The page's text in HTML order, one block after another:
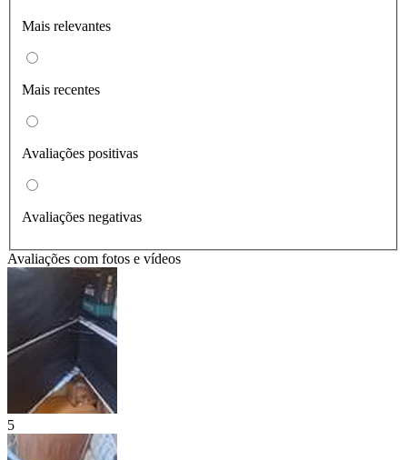
Mais relevantes
Mais recentes
Avaliações positivas
Avaliações negativas
Avaliações com fotos e vídeos
5